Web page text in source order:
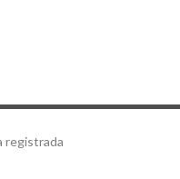
registrada